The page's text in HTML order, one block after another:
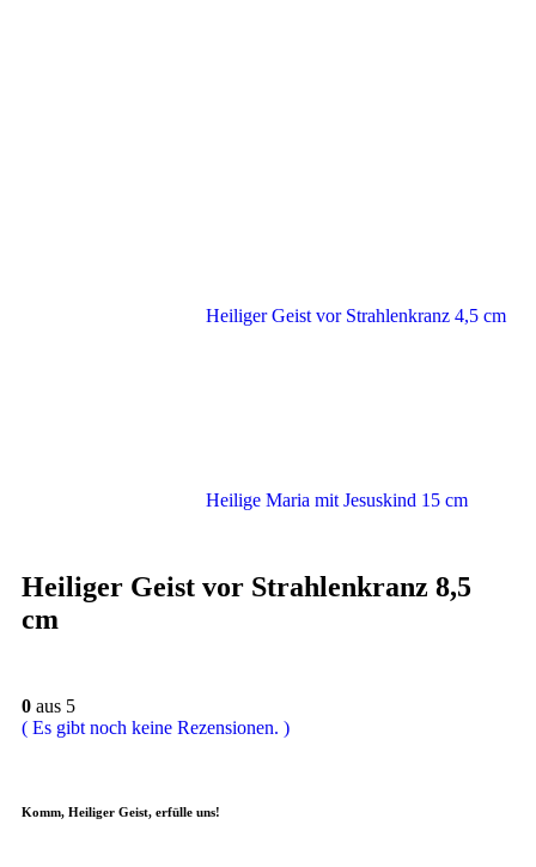
Heiliger Geist vor Strahlenkranz 4,5 cm
Heilige Maria mit Jesuskind 15 cm
Heiliger Geist vor Strahlenkranz 8,5
cm
0 aus 5
( Es gibt noch keine Rezensionen. )
Komm, Heiliger Geist, erfülle uns!